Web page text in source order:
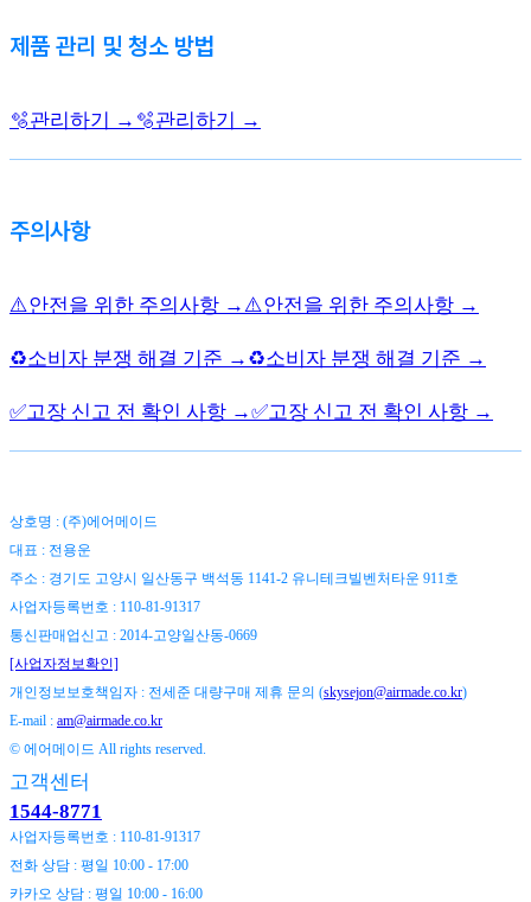
제품 관리 및 청소 방법
🫧관리하기 → 🫧관리하기 →
주의사항
⚠️안전을 위한 주의사항 → ⚠️안전을 위한 주의사항 →
♻️소비자 분쟁 해결 기준 → ♻️소비자 분쟁 해결 기준 →
✅️고장 신고 전 확인 사항 →✅️고장 신고 전 확인 사항 →
상호명 : (주)에어메이드
대표 : 전용운
주소 : 경기도 고양시 일산동구 백석동 1141-2 유니테크빌벤처타운 911호
사업자등록번호 : 110-81-91317
통신판매업신고 : 2014-고양일산동-0669
[사업자정보확인]
개인정보보호책임자 : 전세준 대량구매 제휴 문의 (skysejon@airmade.co.kr)
E-mail : am@airmade.co.kr
© 에어메이드 All rights reserved.
고객센터
1544-8771
사업자등록번호 : 110-81-91317
전화 상담 : 평일 10:00 - 17:00
카카오 상담 : 평일 10:00 - 16:00